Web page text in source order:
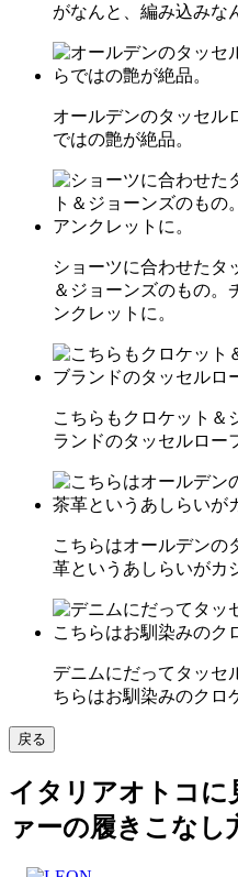
がなんと、編み込みな
オールデンのタッセル
ではの艶が絶品。
ショーツに合わせたタ
＆ジョーンズのもの。
ンクレットに。
こちらもクロケット＆
ランドのタッセルロー
こちらはオールデンの
革というあしらいがカ
デニムにだってタッセ
ちらはお馴染みのクロ
戻る
イタリアオトコに
ァーの履きこなし